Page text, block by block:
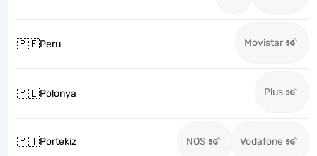
🇵🇪Peru Movistar
🇵🇱Polonya Plus
🇵🇹Portekiz NOS Vodafone